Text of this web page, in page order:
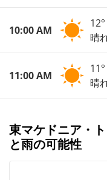
10:00 AM
晴
11:00 AM
晴
東マケドニア・
と雨の可能性